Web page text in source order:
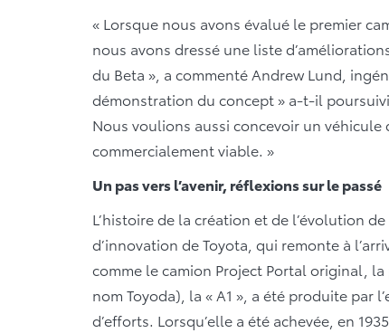
« Lorsque nous avons évalué le premier
nous avons dressé une liste
du Beta », a commenté Andrew Lund,
démonstration du concept » a-t-il
Nous voulions aussi concevoir un
commercialement viable. »
Un pas vers l’avenir, réflexions sur le passé
L’histoire de la création et de l’évolution
d’innovation de Toyota, qui remonte à
comme le camion Project Portal original,
nom Toyoda), la « A1 », a été produite par
d’efforts. Lorsqu’elle a été achevée, en